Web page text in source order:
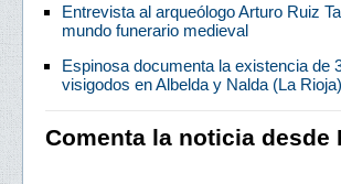
Entrevista al arqueólogo Arturo Ruiz
mundo funerario medieval
Espinosa documenta la existencia de
visigodos en Albelda y Nalda (La Rioja)
Comenta la noticia desde